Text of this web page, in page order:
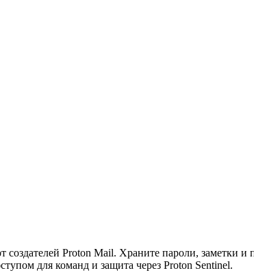
Proton Mail. Храните пароли, заметки
для команд и защита через Proton Sentinel.